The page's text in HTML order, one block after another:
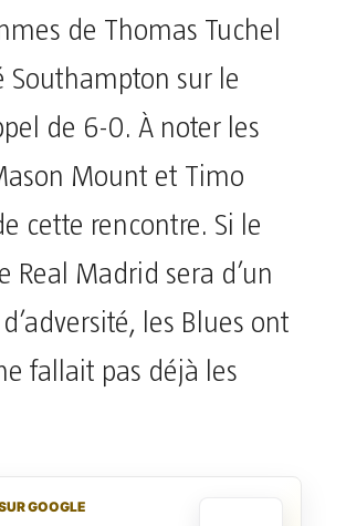
de Thomas Tuchel
Southampton sur le
de 6-0. À noter les
Mount et Timo
cette rencontre. Si le
Real Madrid sera d’un
les Blues ont
fallait pas déjà les
GOOGLE